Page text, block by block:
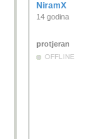
NiramX
14 godina
protjeran
OFFLINE